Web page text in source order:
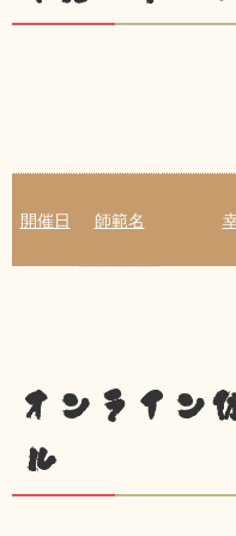
開催日 師範名
オンライン
ル